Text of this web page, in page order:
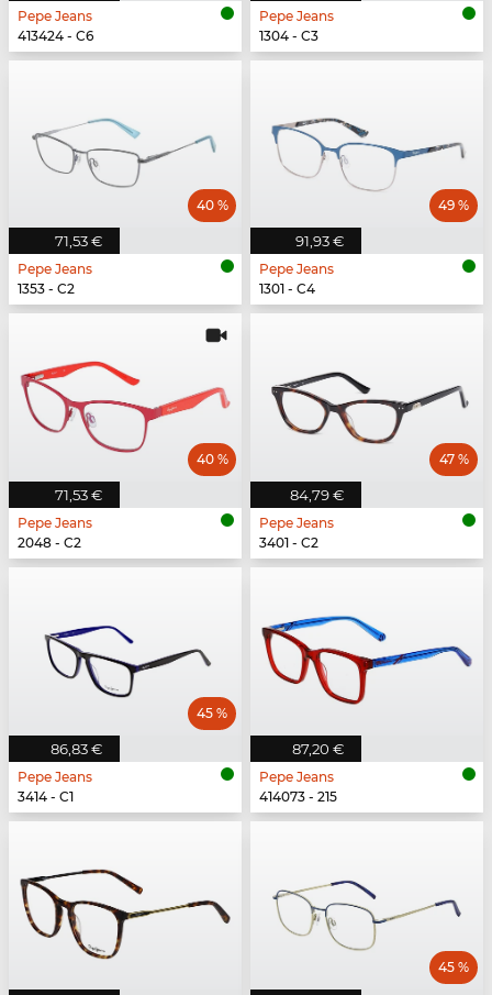
Pepe Jeans
413424 - C6
Pepe Jeans
1304 - C3
71,53 €
40 %
Pepe Jeans
1353 - C2
91,93 €
49 %
Pepe Jeans
1301 - C4
71,53 €
40 %
Pepe Jeans
2048 - C2
84,79 €
47 %
Pepe Jeans
3401 - C2
86,83 €
45 %
Pepe Jeans
3414 - C1
87,20 €
Pepe Jeans
414073 - 215
45 %